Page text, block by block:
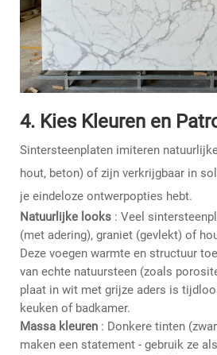
4. Kies Kleuren en
Sintersteenplaten imiteren
hout, beton) of zijn verkrijgbaar in
je eindeloze ontwerpopties hebt.
Natuurlijke looks : Veel
(met adering), graniet (gevlekt) of
Deze voegen warmte en structuur
van echte natuursteen (zoals
plaat in wit met grijze aders is
keuken of badkamer.
Massa kleuren : Donkere tinten
maken een statement - gebruik ze